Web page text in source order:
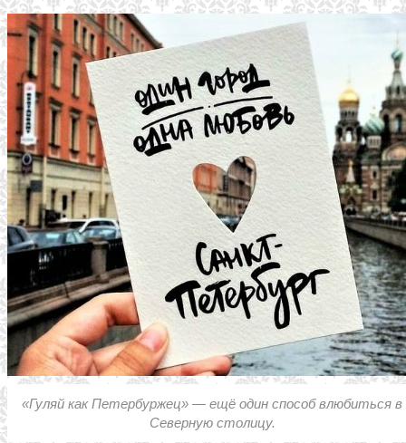
«Гуляй как Петербуржец» — ещё один способ влюбиться в
Северную столицу.